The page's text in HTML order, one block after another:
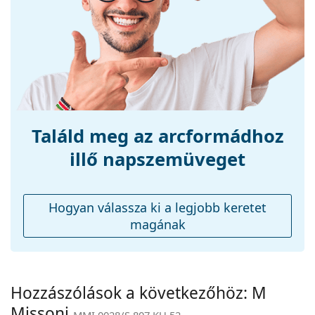
M
140 mm
Szárhossz:
140 mm
Hídszélesség:
21 mm
Súly:
100 g
Állítható orrpárna:
Igen
Tisztítókendő:
Igen
Nem:
Női
Márka:
M Missoni
Találd meg az arcformádhoz
illő napszemüveget
Hogyan válassza ki a legjobb keretet
magának
Hozzászólások a következőhöz: M